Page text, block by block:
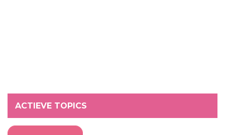
ACTIEVE TOPICS